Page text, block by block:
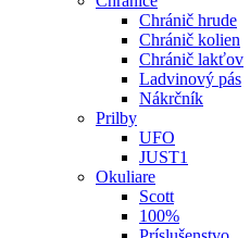
Chránič hrude
Chránič kolien
Chránič lakťov
Ladvinový pás
Nákrčník
Prilby
UFO
JUST1
Okuliare
Scott
100%